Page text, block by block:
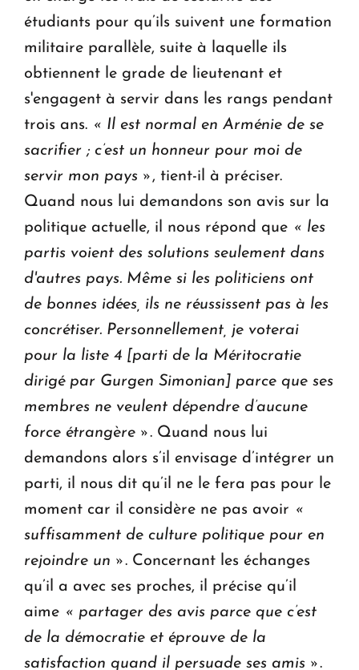
étudiants pour qu’ils suivent une formation
militaire parallèle, suite à laquelle ils
obtiennent le grade de lieutenant et
s'engagent à servir dans les rangs pendant
trois ans. « Il est normal en Arménie de se
sacrifier ; c’est un honneur pour moi de
servir mon pays », tient-il à préciser.
Quand nous lui demandons son avis sur la
politique actuelle, il nous répond que « les
partis voient des solutions seulement dans
d'autres pays. Même si les politiciens ont
de bonnes idées, ils ne réussissent pas à les
concrétiser. Personnellement, je voterai
pour la liste 4 [parti de la Méritocratie
dirigé par Gurgen Simonian] parce que ses
membres ne veulent dépendre d’aucune
force étrangère ». Quand nous lui
demandons alors s’il envisage d’intégrer un
parti, il nous dit qu’il ne le fera pas pour le
moment car il considère ne pas avoir «
suffisamment de culture politique pour en
rejoindre un ». Concernant les échanges
qu’il a avec ses proches, il précise qu’il
aime « partager des avis parce que c’est
de la démocratie et éprouve de la
satisfaction quand il persuade ses amis ».